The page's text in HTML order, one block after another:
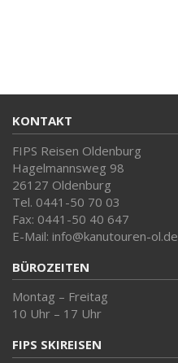
KONTAKT
FIPS Reisen Oldenburg
Hagelmannsweg 98
26127 Oldenburg
Tel. 0441-50 70 03
Fax: 0441-50 40 647
E-Mail: info@kanutouren-ol.de
BÜROZEITEN
Montag – Freitag
10 Uhr – 17 Uhr
FIPS SKIREISEN